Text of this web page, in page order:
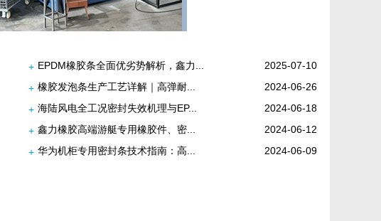
+ EPDM橡胶条全面优劣势解析，鑫力...
2025-07-10
+ 橡胶发泡条生产工艺详解｜高弹耐...
2024-06-26
+ 海陆风电全工况密封失效机理与EP...
2024-06-18
+ 鑫力橡胶高端游艇专用橡胶件、密...
2024-06-12
+ 华为机柜专用密封条技术指南：高... 2024-06-09